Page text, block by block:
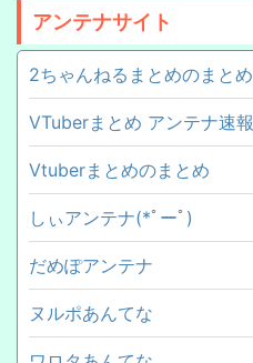
アンテナサイト
2ちゃんねるまとめのまとめ
VTuberまとめ アンテナ速報
Vtuberまとめのまとめ
しぃアンテナ(*ﾟーﾟ)
だめぽアンテナ
ヌルポあんてな